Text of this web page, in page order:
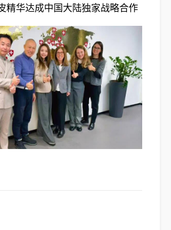
精华达成中国大陆独家战略合作